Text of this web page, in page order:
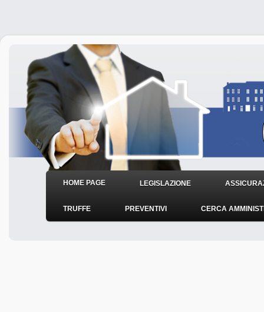
HOME PAGE LEGISLAZIONE
TRUFFE PREVENTIVI CERCA